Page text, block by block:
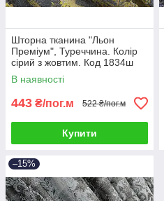
Шторна тканина "Льон
Преміум", Туреччина. Колір
сірий з жовтим. Код 1834ш
В наявності
443 ₴/пог.м 522 ₴/пог.м
Купити
–15%